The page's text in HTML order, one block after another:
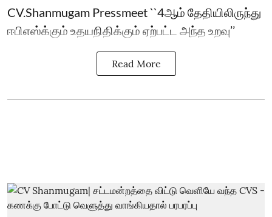
CV.Shanmugam Pressmeet ``4ஆம் தேதியிலிருந்து
ஈபிஎஸ்க்கும் உதயநிதிக்கும் ஏற்பட்ட அந்த உறவு’’
Read More